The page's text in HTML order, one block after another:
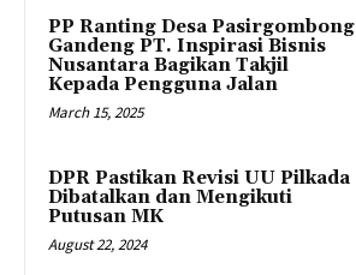
PP Ranting Desa Pasirgombong
Gandeng PT. Inspirasi Bisnis
Nusantara Bagikan Takjil
Kepada Pengguna Jalan
March 15, 2025
DPR Pastikan Revisi UU Pilkada
Dibatalkan dan Mengikuti
Putusan MK
August 22, 2024